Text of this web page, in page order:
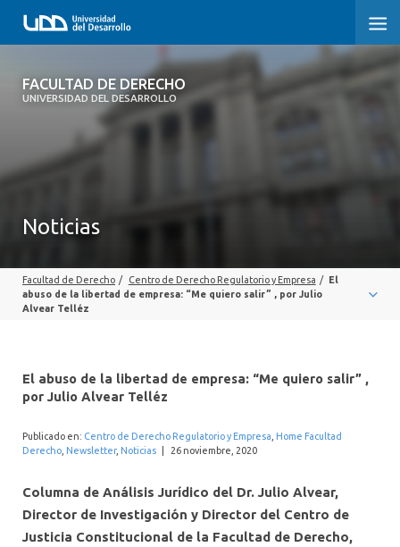
FACULTAD DE DERECHO
UNIVERSIDAD DEL DESARROLLO
FACULTAD DE DERECHO
SOBRE LA FACULTAD
PROFESORES
INTERNACIONAL
Noticias
Facultad de Derecho / Centro de Derecho Regulatorio y Empresa / El
abuso de la libertad de empresa: “Me quiero salir” , por Julio
Alvear Telléz
El abuso de la libertad de empresa: “Me quiero salir” ,
por Julio Alvear Telléz
Publicado en: Centro de Derecho Regulatorio y Empresa Home Facultad
Derecho Newsletter, Noticias 26 noviembre, 2020
Columna de Análisis Jurídico del Dr. Julio Alvear,
Director de Investigación y Director del Centro de
Justicia Constitucional de la Facultad de Derecho,